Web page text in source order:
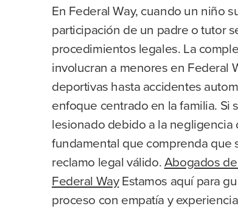
En Federal Way, cuando un niño
participación de un padre o tutor
procedimientos legales. La
involucran a menores en Federal
deportivas hasta accidentes
enfoque centrado en la familia. Si
lesionado debido a la negligencia
fundamental que comprenda que
reclamo legal válido.Abogados
Federal WayEstamos aquí para
proceso con empatía y